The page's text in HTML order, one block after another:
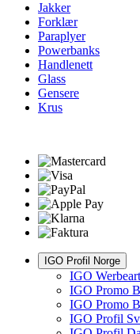
Jakker
Forklær
Paraplyer
Powerbanks
Handlenett
Glass
Gensere
Krus
IGO Profil Norge
IGO
IGO Promo
IGO Promo
IGO Profil